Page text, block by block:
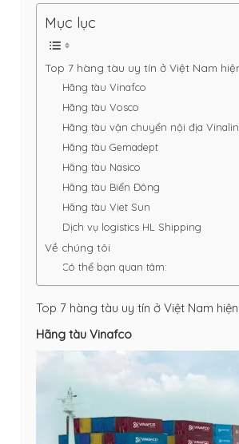
Mục lục
Top 7 hàng tàu uy tín ở Việt Nam
Hãng tàu Vinafco
Hãng tàu Vosco
Hãng tàu vận chuyển nội địa
Hãng tàu Gemadept
Hãng tàu Nasico
Hãng tàu Biển Đông
Hãng tàu Viet Sun
Dịch vụ logistics HL Shipping
Về chúng tôi
Có thể bạn quan tâm:
Top 7 hàng tàu uy tín ở Việt Nam
Hãng tàu Vinafco